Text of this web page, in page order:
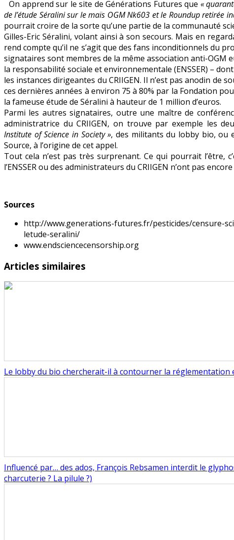
de
Séralini
le
soutiennent
:
quelle
surprise
!
On apprend sur le site de Générations Futures que «
de l’étude Séralini sur le maïs OGM Nk603 et le Roundup retirée
pourrait croire de la sorte qu’une partie de la communauté
Gilles-Eric Séralini, volant ainsi à son secours. Mais en
rend compte qu’il ne s’agit que des fans inconditionnels du
signataires sont membres de la même association anti-OGM
la responsabilité sociale et environnementale (ENSSER) –
les instances dirigeantes du CRIIGEN. Il n’est pas anodin de
ces dernières années à environ 75 à 80% par la Fondation
la fameuse étude de Séralini à hauteur de 1 million d’euros.
Parmi les autres signataires, outre une maître de
administratrice du CRIIGEN, on trouve par exemple les
Institute of Science in Society », des militants du lobby bio, ou
Source, à l’origine de cet appel.
Tout cela n’est pas très surprenant. Ce qui pourrait l’être,
l’ENSSER ou des administrateurs du CRIIGEN n’ont pas
Sources
http://www.generations-futures.fr/pesticides/censure-
letude-seralini/
www.endsciencecensorship.org
Articles similaires
Le lobby du bio chercherait-il à contourner la réglementation
Influencé par… des ados, François Rebsamen interdit le
charcuterie ? La pilule ?)